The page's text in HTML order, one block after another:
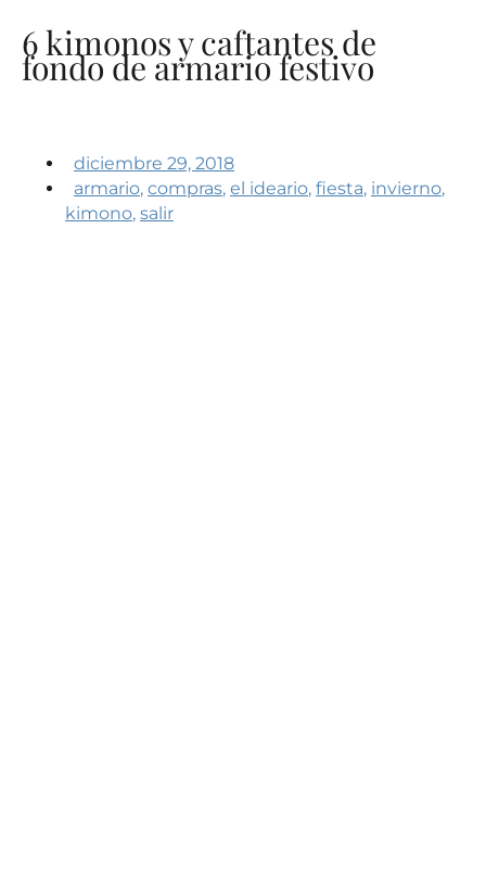
6 kimonos y caftantes de
fondo de armario festivo
diciembre 29, 2018
armario, compras, el ideario, fiesta, invierno,
kimono, salir